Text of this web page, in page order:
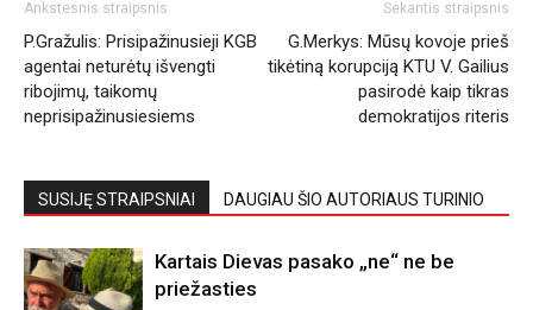
Ankstesnis straipsnis
P.Gražulis: Prisipažinusieji KGB
agentai neturėtų išvengti
ribojimų, taikomų
neprisipažinusiesiems
Sekantis straipsnis
G.Merkys: Mūsų kovoje prieš
tikėtiną korupciją KTU V. Gailius
pasirodė kaip tikras
demokratijos riteris
SUSIJĘ STRAIPSNIAI DAUGIAU ŠIO AUTORIAUS TURINIO
Kartais Dievas pasako „ne“ ne be
priežasties